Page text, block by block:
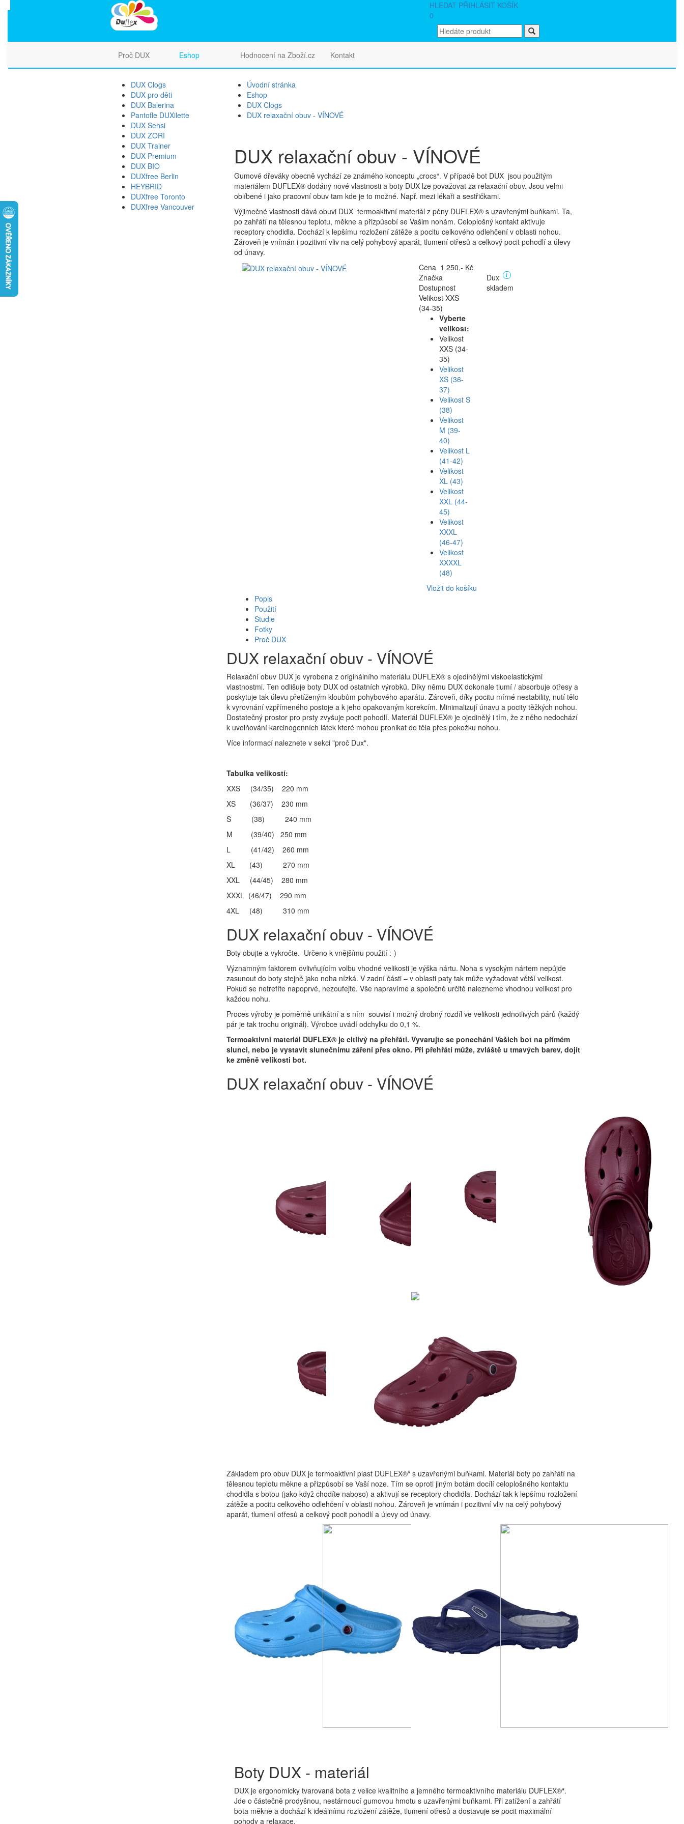
HLEDAT PŘIHLÁSIT KOŠÍK
0
Proč DUX Eshop Hodnocení na Zboží.cz Kontakt
DUX Clogs
DUX pro děti
DUX Balerina
Pantofle DUXilette
DUX Sensi
DUX ZORI
DUX Trainer
DUX Premium
DUX BIO
DUXfree Berlin
HEYBRID
DUXfree Toronto
DUXfree Vancouver
Úvodní stránka
Eshop
DUX Clogs
DUX relaxační obuv - VÍNOVÉ
DUX relaxační obuv - VÍNOVÉ
Gumové dřeváky obecně vychází ze známého konceptu „crocs“. V případě bot DUX jsou použitým
materiálem DUFLEX® dodány nové vlastnosti a boty DUX lze považovat za relaxační obuv. Jsou velmi
oblíbené i jako pracovní obuv tam kde je to možné. Např. mezi lékaři a sestřičkami.
Výjimečné vlastnosti dává obuvi DUX termoaktivní materiál z pěny DUFLEX® s uzavřenými buňkami. Ta,
po zahřátí na tělesnou teplotu, měkne a přizpůsobí se Vašim nohám. Celoplošný kontakt aktivuje
receptory chodidla. Dochází k lepšímu rozložení zátěže a pocitu celkového odlehčení v oblasti nohou.
Zároveň je vnímán i pozitivní vliv na celý pohybový aparát, tlumení otřesů a celkový pocit pohodlí a úlevy
od únavy.
Cena 1 250,- Kč
Značka
Dux i
Dostupnost
skladem
Velikost XXS
(34-35)
Vyberte
velikost:
Velikost
XXS (34-
35)
Velikost
XS (36-
37)
Velikost S
(38)
Velikost
M (39-
40)
Velikost L
(41-42)
Velikost
XL (43)
Velikost
XXL (44-
45)
Velikost
XXXL
(46-47)
Velikost
XXXXL
(48)
Vložit do košíku
Popis
Použití
Studie
Fotky
Proč DUX
DUX relaxační obuv - VÍNOVÉ
Relaxační obuv DUX je vyrobena z originálního materiálu DUFLEX® s ojedinělými viskoelastickými
vlastnostmi. Ten odlišuje boty DUX od ostatních výrobků. Díky němu DUX dokonale tlumí / absorbuje otřesy a
poskytuje tak úlevu přetíženým kloubům pohybového aparátu. Zároveň, díky pocitu mírné nestability, nutí tělo
k vyrovnání vzpřímeného postoje a k jeho opakovaným korekcím. Minimalizují únavu a pocity těžkých nohou.
Dostatečný prostor pro prsty zvyšuje pocit pohodlí. Materiál DUFLEX® je ojedinělý i tím, že z něho nedochází
k uvolňování karcinogenních látek které mohou pronikat do těla přes pokožku nohou.
Více informací naleznete v sekci "proč Dux".
Tabulka velikostí:
XXS (34/35) 220 mm
XS (36/37) 230 mm
S (38) 240 mm
M (39/40) 250 mm
L (41/42) 260 mm
XL (43) 270 mm
XXL (44/45) 280 mm
XXXL (46/47) 290 mm
4XL (48) 310 mm
DUX relaxační obuv - VÍNOVÉ
Boty obujte a vykročte. Určeno k vnějšímu použití :-)
Významným faktorem ovlivňujícím volbu vhodné velikosti je výška nártu. Noha s vysokým nártem nepůjde
zasunout do boty stejně jako noha nízká. V zadní části – v oblasti paty tak může vyžadovat větší velikost.
Pokud se netrefíte napoprvé, nezoufejte. Vše napravíme a společně určitě nalezneme vhodnou velikost pro
každou nohu.
Proces výroby je poměrně unikátní a s ním souvisí i možný drobný rozdíl ve velikosti jednotlivých párů (každý
pár je tak trochu originál). Výrobce uvádí odchylku do 0,1 %.
Termoaktivní materiál DUFLEX® je citlivý na přehřátí. Vyvarujte se ponechání Vašich bot na přímém
slunci, nebo je vystavit slunečnímu záření přes okno. Při přehřátí může, zvláště u tmavých barev, dojít
ke změně velikosti bot.
DUX relaxační obuv - VÍNOVÉ
Základem pro obuv DUX je termoaktivní plast DUFLEX®*s uzavřenými buňkami. Materiál boty po zahřátí na
tělesnou teplotu měkne a přizpůsobí se Vaší noze. Tím se oproti jiným botám docílí celoplošného kontaktu
chodidla s botou (jako když chodíte naboso) a aktivují se receptory chodidla. Dochází tak k lepšímu rozložení
zátěže a pocitu celkového odlehčení v oblasti nohou. Zároveň je vnímán i pozitivní vliv na celý pohybový
aparát, tlumení otřesů a celkový pocit pohodlí a úlevy od únavy.
Boty DUX - materiál
DUX je ergonomicky tvarovaná bota z velice kvalitního a jemného termoaktivního materiálu DUFLEX®*.
Jde o částečně prodyšnou, nestárnoucí gumovou hmotu s uzavřenými buňkami. Při zatížení a zahřátí
bota měkne a dochází k ideálnímu rozložení zátěže, tlumení otřesů a dostavuje se pocit maximální
pohody a relaxace.